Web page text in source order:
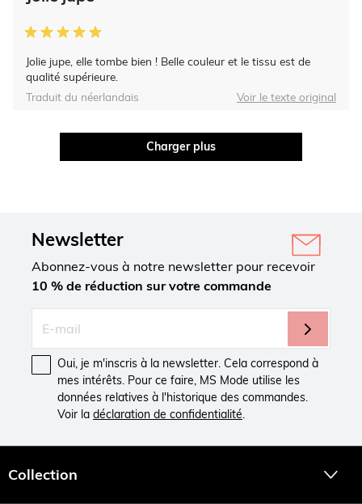
Jolie jupe, elle tombe bien ! Belle couleur et le tissu est de
qualité supérieure.
Traduit du néerlandais
Voir le texte original
Charger plus
Newsletter
Abonnez-vous à notre newsletter pour recevoir
10 % de réduction sur votre commande
Oui, je m'inscris à la newsletter. Cela correspond à
mes intérêts. Pour ce faire, MS Mode utilise les
données relatives à l'historique des commandes.
Voir la déclaration de confidentialité.
Collection